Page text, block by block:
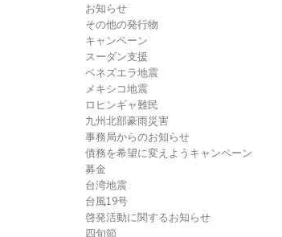
お知らせ
その他の発行物
キャンペーン
スーダン支援
ベネズエラ地震
メキシコ地震
ロヒンギャ難民
九州北部豪雨災害
事務局からのお知らせ
債務を希望に変えようキャンペーン
募金
台湾地震
台風19号
啓発活動に関するお知らせ
四旬節